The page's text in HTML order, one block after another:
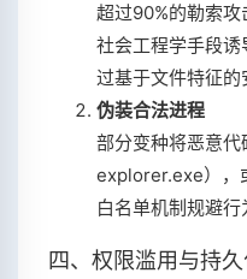
超过90%的勒索
社会工程学手段
过基于文件特征的
伪装合法进程
部分变种将恶意
explorer.exe），
白名单机制规避行
四、权限滥用与持